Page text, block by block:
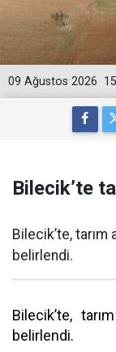
09 Ağustos 2026
Bilecik’te
Bilecik’te, tarım
belirlendi.
Bilecik’te,
belirlendi.